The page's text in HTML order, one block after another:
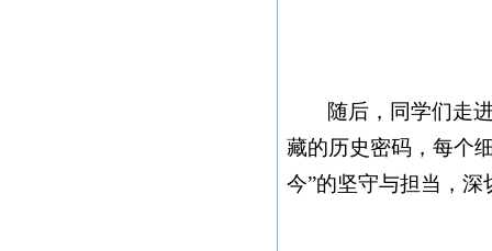
随后，同学们走
藏的历史密码，每个
今”的坚守与担当，